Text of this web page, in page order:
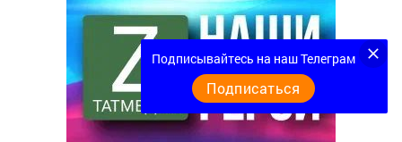
Подписывайтесь на наш Телеграм
Подписаться